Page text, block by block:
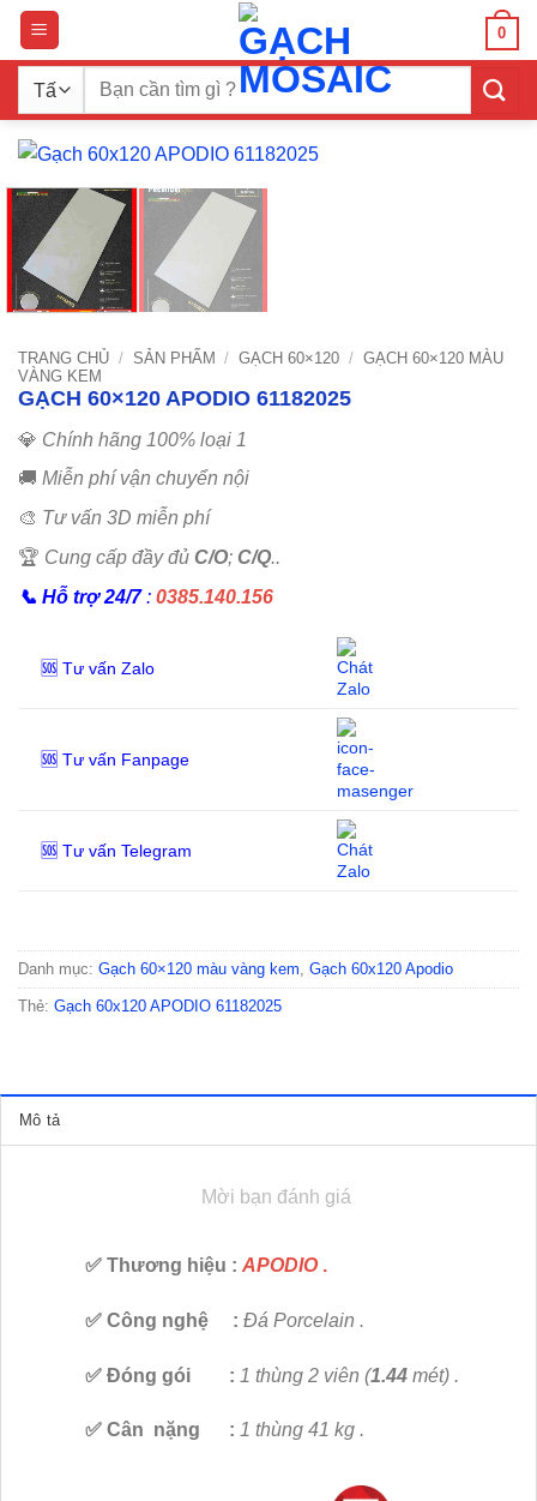
Bỏ
qua
nội
dung
0
Tìm
TRANG CHỦ / SẢN PHẨM / GẠCH 60×120 / GẠCH 60×120 MÀU
VÀNG KEM
GẠCH 60×120 APODIO 61182025
💎 Chính hãng 100% loại 1
🚚 Miễn phí vận chuyển nội
🎨 Tư vấn 3D miễn phí
🏆 Cung cấp đầy đủ C/O; C/Q..
📞 Hỗ trợ 24/7: 0385.140.156
🆘 Tư vấn Zalo
🆘 Tư vấn Fanpage
🆘 Tư vấn Telegram
Danh mục: Gạch 60×120 màu vàng kem, Gạch 60x120 Apodio
Thẻ: Gạch 60x120 APODIO 61182025
Mô tả
Mời bạn đánh giá
✅ Thương hiệu : APODIO.
✅ Công nghệ : Đá Porcelain .
✅ Đóng gói : 1 thùng 2 viên (1.44 mét) .
✅ Cân nặng : 1 thùng 41 kg .